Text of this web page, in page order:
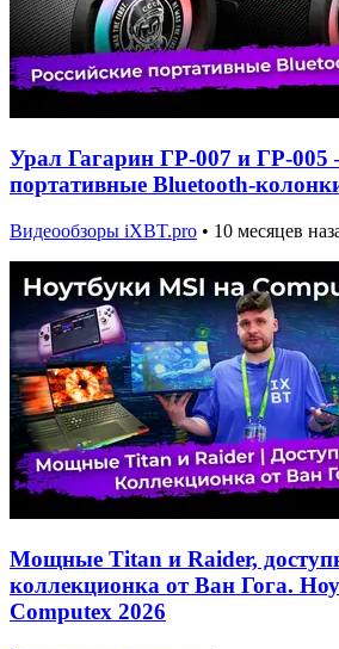
Урал Гагарин ГР-007 и ГР-005
портативные Bluetooth-
Видеообзоры iXBT.pro • 10 месяцев
Мощные Titan и Raider,
коллекционка от Ван Гога.
Computex 2026